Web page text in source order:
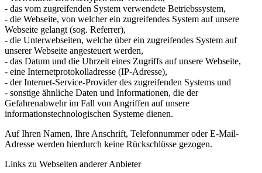
- das vom zugreifenden System verwendete Betriebssystem,
- die Webseite, von welcher ein zugreifendes System auf unsere
Webseite gelangt (sog. Referrer),
- die Unterwebseiten, welche über ein zugreifendes System auf
unserer Webseite angesteuert werden,
- das Datum und die Uhrzeit eines Zugriffs auf unsere Webseite,
- eine Internetprotokolladresse (IP-Adresse),
- der Internet-Service-Provider des zugreifenden Systems und
- sonstige ähnliche Daten und Informationen, die der
Gefahrenabwehr im Fall von Angriffen auf unsere
informationstechnologischen Systeme dienen.
Auf Ihren Namen, Ihre Anschrift, Telefonnummer oder E-Mail-
Adresse werden hierdurch keine Rückschlüsse gezogen.
Links zu Webseiten anderer Anbieter